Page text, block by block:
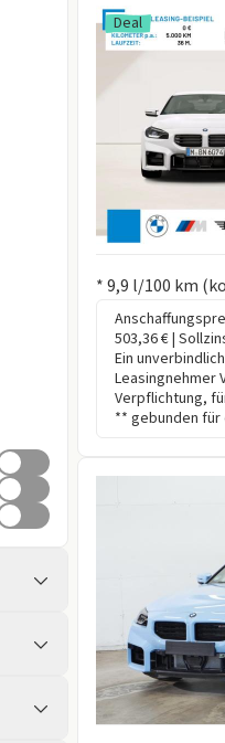
Deal
* 9,9 l/100 km
503,36 € |
Ein
Leasingnehmer
Verpflichtung,
** gebunden